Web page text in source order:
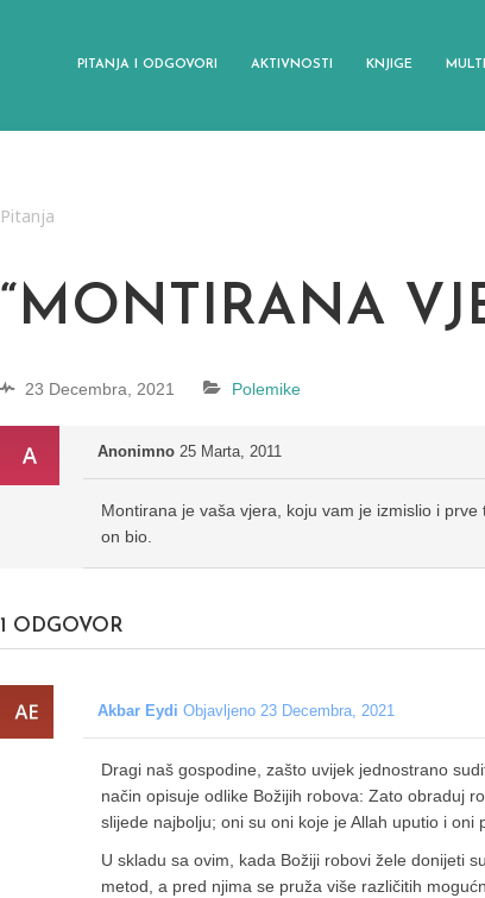
PITANJA I ODGOVORI AKTIVNOSTI KNJIGE
Pitanja
“MONTIRANA
23 Decembra, 2021 Polemike
Anonimno 25 Marta, 2011
Montirana je vaša vjera, koju vam je izmislio i
on bio.
1 ODGOVOR
Akbar Eydi Objavljeno 23 Decembra, 2021
Dragi naš gospodine, zašto uvijek jednostrano
način opisuje odlike Božijih robova: Zato obraduj
slijede najbolju; oni su oni koje je Allah uputio i
U skladu sa ovim, kada Božiji robovi žele donijeti
metod, a pred njima se pruža više različitih